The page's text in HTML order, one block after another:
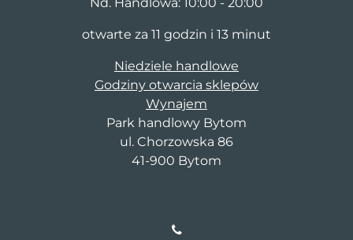
otwarte za 11 godzin i 13 minut
Niedziele handlowe
Godziny otwarcia sklepów
Wynajem
Park handlowy Bytom
ul. Chorzowska 86
41-900 Bytom